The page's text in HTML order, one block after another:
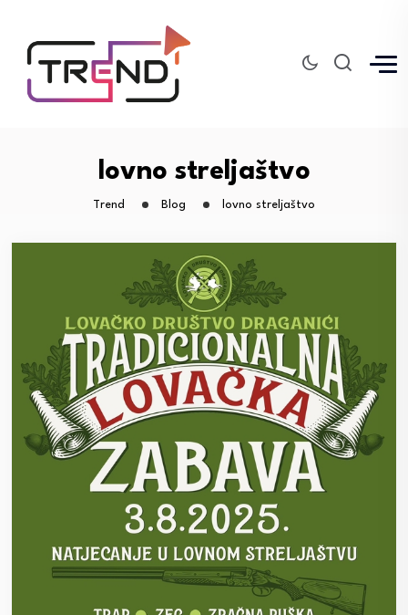
lovno streljaštvo
Trend Blog lovno streljaštvo